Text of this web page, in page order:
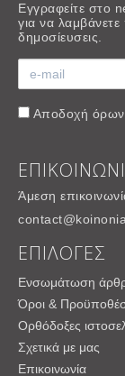
Εγγραφείτε
για να
δημοσίευσεις.
Αποδοχή
Άμεση
ΕΠΙΛΟΓΕΣ
Ενσωμάτωση
Όροι &
Ορθόδοξες
Σχετικά με μας
Επικοινωνία